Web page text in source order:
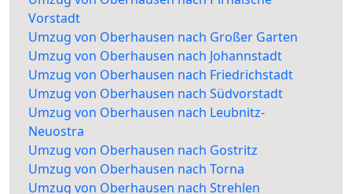
Vorstadt
Umzug von Oberhausen nach Großer Garten
Umzug von Oberhausen nach Johannstadt
Umzug von Oberhausen nach Friedrichstadt
Umzug von Oberhausen nach Südvorstadt
Umzug von Oberhausen nach Leubnitz-
Neuostra
Umzug von Oberhausen nach Gostritz
Umzug von Oberhausen nach Torna
Umzug von Oberhausen nach Strehlen